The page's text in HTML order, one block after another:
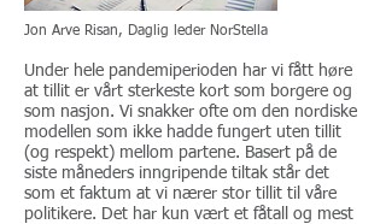
Jon Arve Risan, Daglig leder NorStella
Under hele pandemiperioden har vi fått høre
at tillit er vårt sterkeste kort som borgere og
som nasjon. Vi snakker ofte om den nordiske
modellen som ikke hadde fungert uten tillit
(og respekt) mellom partene. Basert på de
siste måneders inngripende tiltak står det
som et faktum at vi nærer stor tillit til våre
politikere. Det har kun vært et fåtall og mest